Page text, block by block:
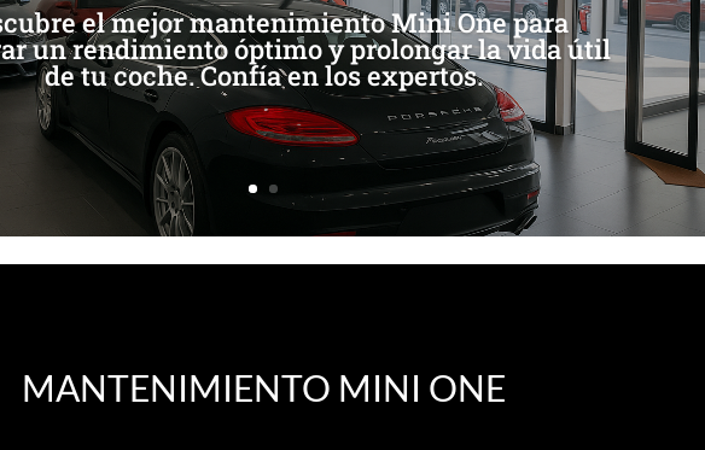
el mejor mantenimiento Mini One para
un rendimiento óptimo y prolongar la vida útil
de tu coche. Confía en los expertos.
MANTENIMIENTO MINI ONE